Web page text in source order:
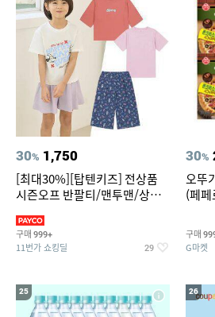
30% 1,750
[최대30%][탑텐키즈] 전상품
시즌오프 반팔티/맨투맨/상하
구매 999+
11번가 쇼킹딜 29
30%
오뚜
(페
구매
G마켓
25 26